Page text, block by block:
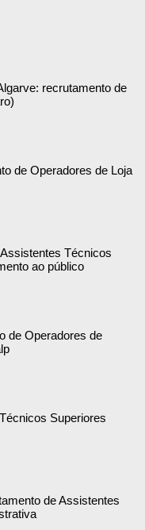
recrutamento de
de Operadores de Loja
Técnicos
ao público
de Operadores de
Superiores
de Assistentes